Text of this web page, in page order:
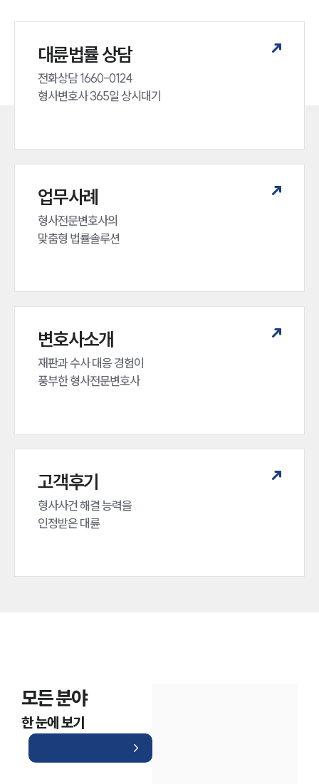
대륜법률 상담
전화상담 1660-0124
형사변호사 365일 상시대기
업무사례
형사전문변호사의
맞춤형 법률솔루션
변호사소개
재판과 수사 대응 경험이
풍부한 형사전문변호사
고객후기
형사사건 해결 능력을
인정받은 대륜
모든 분야
한 눈에 보기